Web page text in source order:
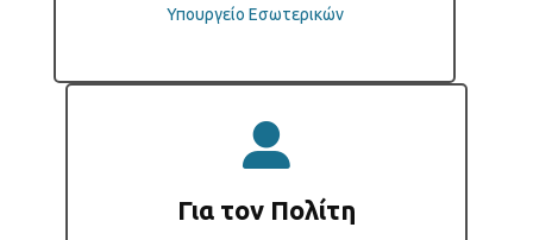
Υπουργείο Εσωτερικών
Για τον Πολίτη